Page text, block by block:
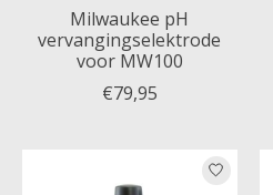
Milwaukee pH
vervangingselektrode
voor MW100
€79,95